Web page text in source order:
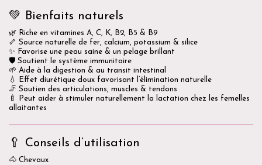
💚 Bienfaits naturels
🌿 Riche en vitamines A, C, K, B2, B5 & B9
🦴 Source naturelle de fer, calcium, potassium & silice
✨ Favorise une peau saine & un pelage brillant
🛡️ Soutient le système immunitaire
🌱 Aide à la digestion & au transit intestinal
💧 Effet diurétique doux favorisant l’élimination naturelle
🦵 Soutien des articulations, muscles & tendons
🍼 Peut aider à stimuler naturellement la lactation chez les femelles
allaitantes
🥄 Conseils d’utilisation
🐴 Chevaux